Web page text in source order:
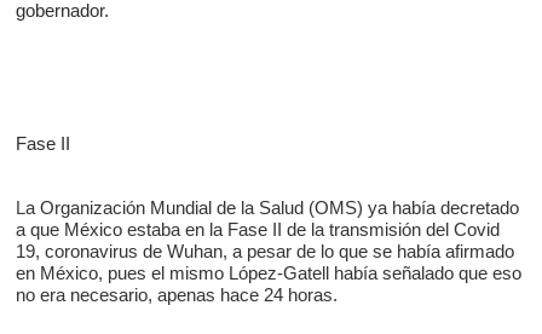
gobernador.
Fase II
La Organización Mundial de la Salud (OMS) ya había decretado
a que México estaba en la Fase IIde la transmisión delCovid
19, coronavirus de Wuhan, a pesar de lo que se había afirmado
en México, pues el mismo López-Gatell había señalado que eso
no era necesario, apenas hace 24 horas.